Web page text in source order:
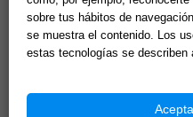
y freg...
5,00 €
Comprar
sobre tus hábitos de
se muestra el contenido. Los
estas tecnologías se describen